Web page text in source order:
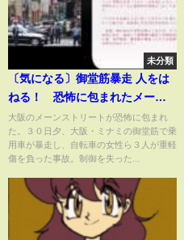
未分類
〔気になる〕御堂筋暴走 人をは
ねる！ 恐怖に包まれたメーン
ストリート
大阪のメーンストリートが恐怖に包まれ
た。３０日夕、大阪・ミナミの御堂筋で乗
用車が暴走し、自転車の女性ら３人が重軽
傷を負った事故。制御を失った...